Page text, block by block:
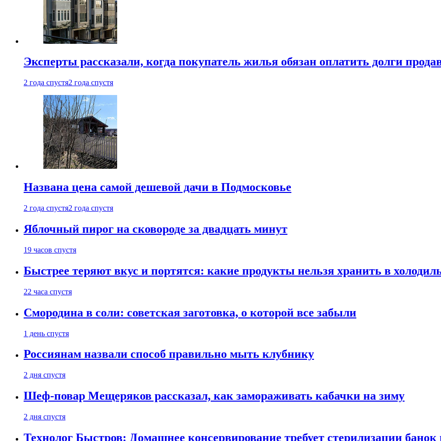
Эксперты рассказали, когда покупатель жилья обязан оплатить долги
2 года спустя2 года спустя
Названа цена самой дешевой дачи в Подмосковье
2 года спустя2 года спустя
Яблочный пирог на сковороде за двадцать минут
19 часов спустя
Быстрее теряют вкус и портятся: какие продукты нельзя хранить в
22 часа спустя
Смородина в соли: советская заготовка, о которой все забыли
1 день спустя
Россиянам назвали способ правильно мыть клубнику
2 дня спустя
Шеф-повар Мещеряков рассказал, как замораживать кабачки на зиму
2 дня спустя
Технолог Быстров: Домашнее консервирование требует стерилизации банок